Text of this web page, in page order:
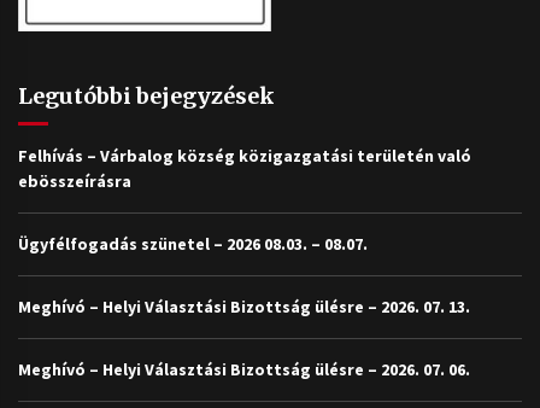
Legutóbbi bejegyzések
Felhívás – Várbalog község közigazgatási területén való
ebösszeírásra
Ügyfélfogadás szünetel – 2026 08.03. – 08.07.
Meghívó – Helyi Választási Bizottság ülésre – 2026. 07. 13.
Meghívó – Helyi Választási Bizottság ülésre – 2026. 07. 06.